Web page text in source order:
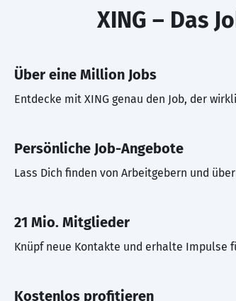
XING – Das
Über eine Million Jobs
Entdecke mit XING genau den Job, der
Persönliche Job-Angebote
Lass Dich finden von Arbeitgebern und
21 Mio. Mitglieder
Knüpf neue Kontakte und erhalte Impulse
Kostenlos profitieren